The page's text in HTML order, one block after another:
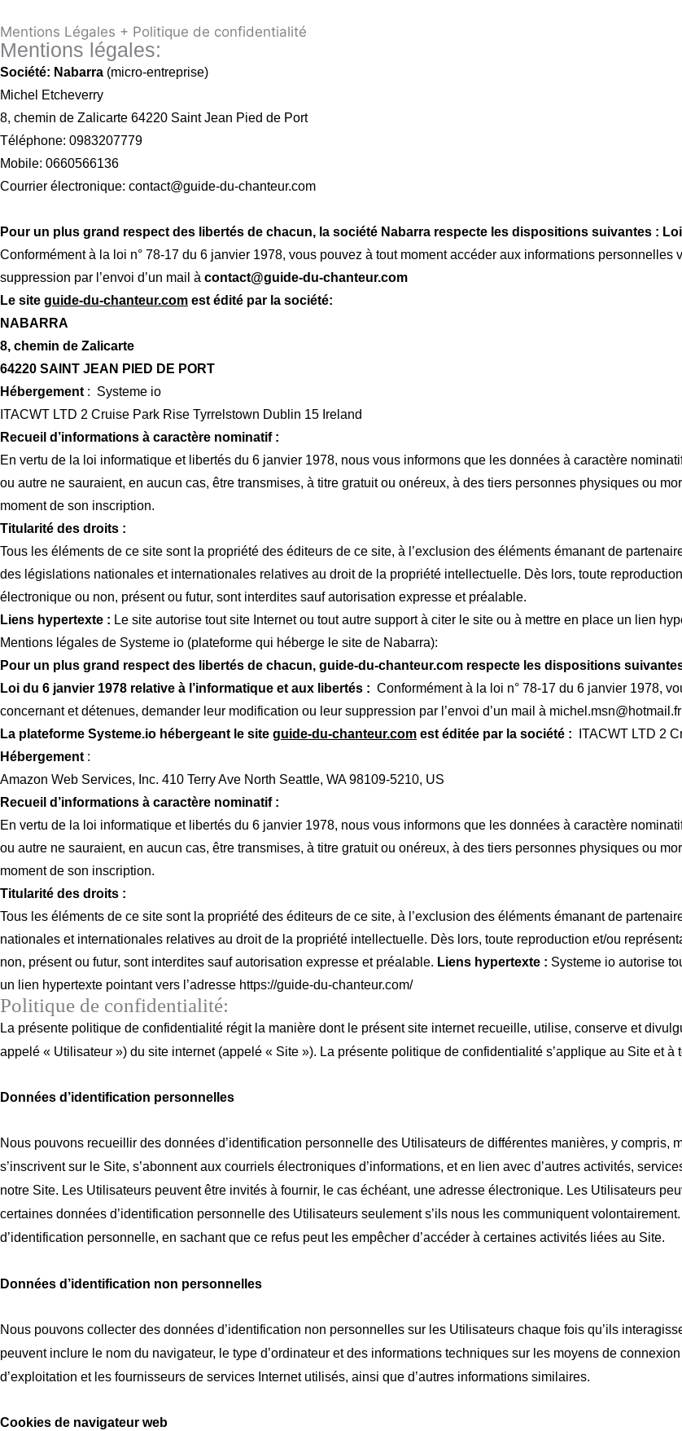
au
contenu
Mentions Légales + Politique de confidentialité
Mentions légales:
Société: Nabarra (micro-entreprise)
Michel Etcheverry
8, chemin de Zalicarte 64220 Saint Jean Pied de Port
Téléphone: 0983207779
Mobile: 0660566136
Courrier électronique: contact@guide-du-chanteur.com
Pour un plus grand respect des libertés de chacun, la société Nabarra respecte les dispositions suivantes :
Conformément à la loi n° 78-17 du 6 janvier 1978, vous pouvez à tout moment accéder aux informations
suppression par l’envoi d’un mail à contact@guide-du-chanteur.com
Le site guide-du-chanteur.com est édité par la société:
NABARRA
8, chemin de Zalicarte
64220 SAINT JEAN PIED DE PORT
Hébergement : Systeme io
ITACWT LTD 2 Cruise Park Rise Tyrrelstown Dublin 15 Ireland
Recueil d’informations à caractère nominatif :
En vertu de la loi informatique et libertés du 6 janvier 1978, nous vous informons que les données à caractère
ou autre ne sauraient, en aucun cas, être transmises, à titre gratuit ou onéreux, à des tiers personnes physiques ou
moment de son inscription.
Titularité des droits :
Tous les éléments de ce site sont la propriété des éditeurs de ce site, à l’exclusion des éléments émanant de
des législations nationales et internationales relatives au droit de la propriété intellectuelle. Dès lors, toute
électronique ou non, présent ou futur, sont interdites sauf autorisation expresse et préalable.
Liens hypertexte : Le site autorise tout site Internet ou tout autre support à citer le site ou à mettre en place un lien
Mentions légales de Systeme io (plateforme qui héberge le site de Nabarra):
Pour un plus grand respect des libertés de chacun, guide-du-chanteur.com respecte les dispositions
Loi du 6 janvier 1978 relative à l’informatique et aux libertés : Conformément à la loi n° 78-17 du 6 janvier 1978,
concernant et détenues, demander leur modification ou leur suppression par l’envoi d’un mail à michel.msn@hotmail.fr
La plateforme Systeme.io hébergeant le site guide-du-chanteur.com est éditée par la société :
ITACWT LTD 2
Hébergement :
Amazon Web Services, Inc. 410 Terry Ave North Seattle, WA 98109-5210, US
Recueil d’informations à caractère nominatif :
En vertu de la loi informatique et libertés du 6 janvier 1978, nous vous informons que les données à caractère
ou autre ne sauraient, en aucun cas, être transmises, à titre gratuit ou onéreux, à des tiers personnes physiques ou
moment de son inscription.
Titularité des droits :
Tous les éléments de ce site sont la propriété des éditeurs de ce site, à l’exclusion des éléments émanant de
nationales et internationales relatives au droit de la propriété intellectuelle. Dès lors, toute reproduction et/ou
non, présent ou futur, sont interdites sauf autorisation expresse et préalable. Liens hypertexte : Systeme io autorise
un lien hypertexte pointant vers l’adresse https://guide-du-chanteur.com/
Politique de confidentialité:
La présente politique de confidentialité régit la manière dont le présent site internet recueille, utilise, conserve et
appelé « Utilisateur ») du site internet (appelé « Site »). La présente politique de confidentialité s’applique au Site et
Données d’identification personnelles
Nous pouvons recueillir des données d’identification personnelle des Utilisateurs de différentes manières, y compris,
s’inscrivent sur le Site, s’abonnent aux courriels électroniques d’informations, et en lien avec d’autres activités,
notre Site. Les Utilisateurs peuvent être invités à fournir, le cas échéant, une adresse électronique. Les Utilisateurs
certaines données d’identification personnelle des Utilisateurs seulement s’ils nous les communiquent
d’identification personnelle, en sachant que ce refus peut les empêcher d’accéder à certaines activités liées au Site.
Données d’identification non personnelles
Nous pouvons collecter des données d’identification non personnelles sur les Utilisateurs chaque fois qu’ils
peuvent inclure le nom du navigateur, le type d’ordinateur et des informations techniques sur les moyens de
d’exploitation et les fournisseurs de services Internet utilisés, ainsi que d’autres informations similaires.
Cookies de navigateur web